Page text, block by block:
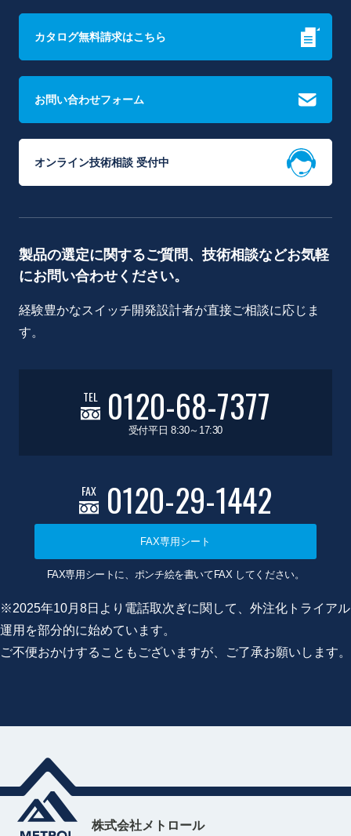
カタログ無料請求はこちら
お問い合わせフォーム
オンライン技術相談 受付中
製品の選定に関するご質問、技術相談などお気軽
にお問い合わせください。
経験豊かなスイッチ開発設計者が直接ご相談に応じま
す。
TEL 0120-68-7377
受付平日 8:30～17:30
FAX 0120-29-1442
FAX専用シート
FAX専用シートに、ポンチ絵を書いてFAX してください。
※2025年10月8日より電話取次ぎに関して、外注化トライアル
運用を部分的に始めています。
ご不便おかけすることもございますが、ご了承お願いします。
株式会社メトロール